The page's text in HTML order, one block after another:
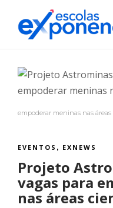
empoderar meninas nas
EVENTOS , EXNEWS
Projeto
vagas para
nas áreas